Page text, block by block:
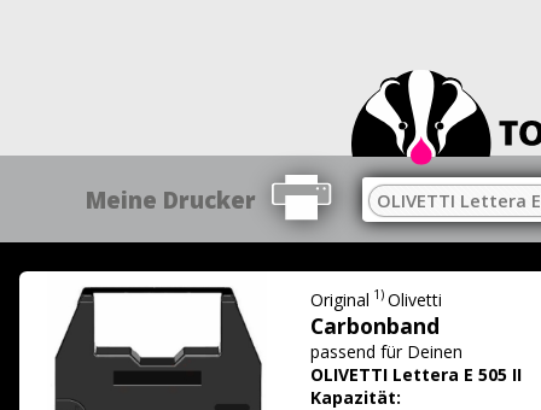
Meine Drucker OLIVETTI Lettera
Original 1) Olivetti
Carbonband
passend für Deinen
OLIVETTI Lettera E 505 II
Kapazität: